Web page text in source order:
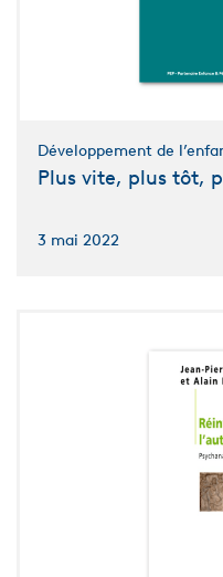
Développement de
Plus vite, plus tôt,
3 mai 2022